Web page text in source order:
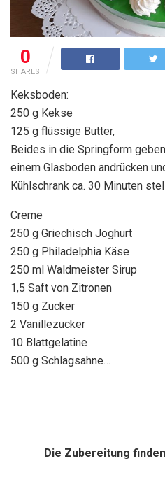
0
SHARES
Keksboden:
250 g Kekse
125 g flüssige Butter,
Beides in die Springform
einem Glasboden andrücken
Kühlschrank ca. 30 Minuten
Creme
250 g Griechisch Joghurt
250 g Philadelphia Käse
250 ml Waldmeister Sirup
1,5 Saft von Zitronen
150 g Zucker
2 Vanillezucker
10 Blattgelatine
500 g Schlagsahne…
Die Zubereitung